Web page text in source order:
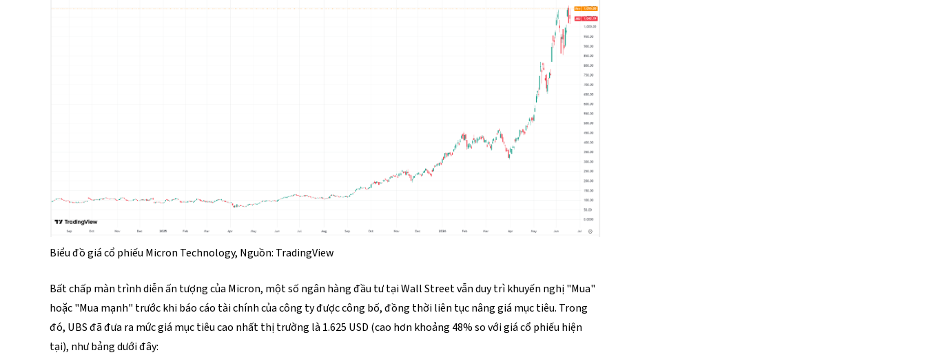
Biểu đồ giá cổ phiếu Micron Technology, Nguồn: TradingView
Bất chấp màn trình diễn ấn tượng của Micron, một số ngân hàng đầu tư tại Wall Street vẫn duy trì khuyến nghị "Mua"
hoặc "Mua mạnh" trước khi báo cáo tài chính của công ty được công bố, đồng thời liên tục nâng giá mục tiêu. Trong
đó, UBS đã đưa ra mức giá mục tiêu cao nhất thị trường là 1.625 USD (cao hơn khoảng 48% so với giá cổ phiếu hiện
tại), như bảng dưới đây: